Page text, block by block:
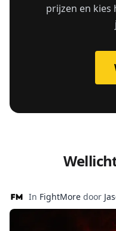
prijzen en kies
In FightMore door